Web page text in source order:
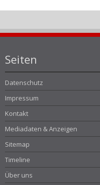
Seiten
Datenschutz
Impressum
Kontakt
Mediadaten & Anzeigen
Sitemap
Timeline
Über uns